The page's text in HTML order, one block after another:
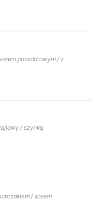
pomidorowym / z
/ szynką
/ sosem